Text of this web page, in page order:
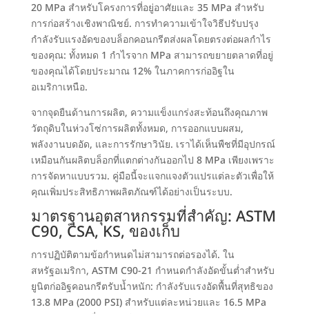
20 MPa สำหรับโครงการที่อยู่อาศัยและ 35 MPa สำหรับ
การก่อสร้างเชิงพาณิชย์. การทำความเข้าใจวิธีปรับปรุง
กำลังรับแรงอัดของบล็อกคอนกรีตส่งผลโดยตรงต่อผลกำไร
ของคุณ: ทั้งหมด 1 กำไรจาก MPa สามารถขยายตลาดที่อยู่
ของคุณได้โดยประมาณ12%ในภาคการก่ออิฐใน
อเมริกาเหนือ.
จากจุดยืนด้านการผลิต, ความแข็งแกร่งสะท้อนถึงคุณภาพ
วัตถุดิบในห่วงโซ่การผลิตทั้งหมด, การออกแบบผสม,
พลังงานบดอัด, และการรักษาวินัย. เราได้เห็นพืชที่มีอุปกรณ์
เหมือนกันผลิตบล็อกที่แตกต่างกันออกไป 8 MPa เพียงเพราะ
การจัดหาแบบรวม. คู่มือนี้จะแจกแจงตัวแปรแต่ละตัวเพื่อให้
คุณเพิ่มประสิทธิภาพผลิตภัณฑ์ได้อย่างเป็นระบบ.
มาตรฐานอุตสาหกรรมที่สำคัญ: ASTM
C90, CSA, KS, ของเก็บ
การปฏิบัติตามข้อกำหนดไม่สามารถต่อรองได้. ใน
สหรัฐอเมริกา, ASTM C90-21 กำหนดกำลังอัดขั้นต่ำสำหรับ
ยูนิตก่ออิฐคอนกรีตรับน้ำหนัก: กำลังรับแรงอัดพื้นที่สุทธิของ
13.8 MPa (2000 PSI) สำหรับแต่ละหน่วยและ 16.5 MPa